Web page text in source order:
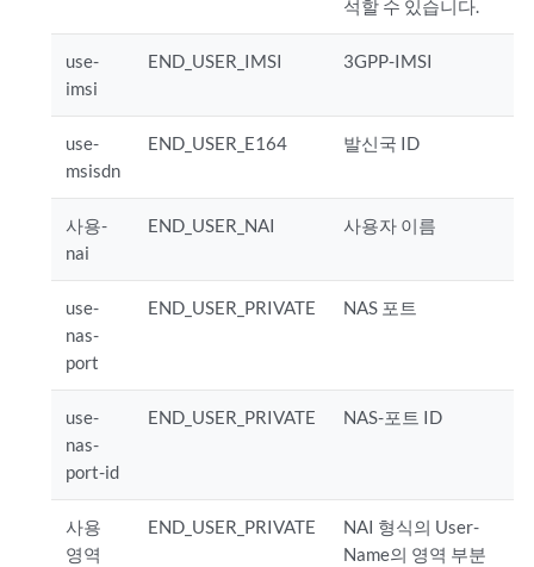
석할 수 있습니다.
use-
imsi
END_USER_IMSI 3GPP-IMSI
use-
msisdn
END_USER_E164 발신국 ID
사용-
nai
END_USER_NAI 사용자 이름
use-
nas-
port
END_USER_PRIVATE NAS 포트
use-
nas-
port-id
END_USER_PRIVATE NAS-포트 ID
사용
영역
END_USER_PRIVATE
NAI 형식의 User-
Name의 영역 부분